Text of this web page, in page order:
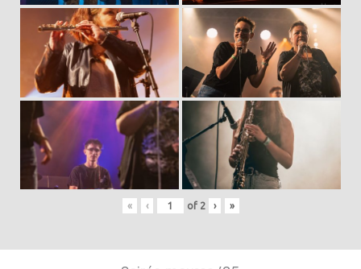
« ‹ of 2 › »